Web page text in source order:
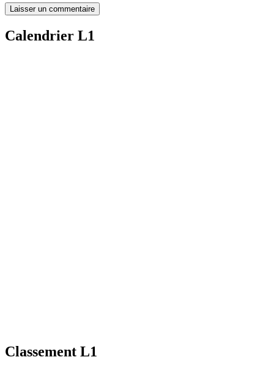
Calendrier L1
Classement L1